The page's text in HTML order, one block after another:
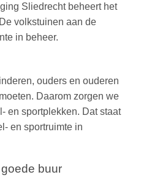
Sliedrecht beheert het
volkstuinen aan de
in beheer.
ouders en ouderen
Daarom zorgen we
en sportplekken. Dat staat
en sportruimte in
buur